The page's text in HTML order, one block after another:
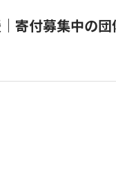
寄付募集中の団